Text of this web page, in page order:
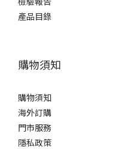
產品目錄
購物須知
購物須知
海外訂購
門市服務
隱私政策